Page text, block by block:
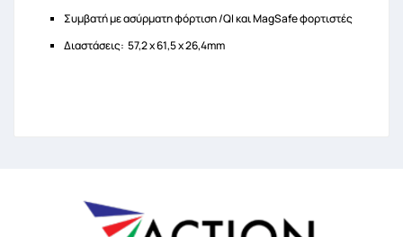
Συμβατή με ασύρματη φόρτιση /QI και MagSafe φορτιστές
Διαστάσεις: 57,2 x 61,5 x 26,4mm